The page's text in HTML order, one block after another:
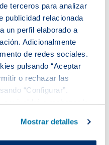
terceros para analizar
publicidad relacionada
un perfil elaborado a
Adicionalmente
de redes sociales.
pulsando “Aceptar
o rechazar las
“Configurar”.
sitio web funcione y que
Mostrar detalles
de Barcelona han
hasta obtener unos